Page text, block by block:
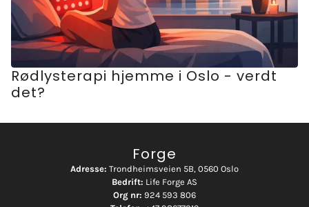
Rødlysterapi hjemme i Oslo - verdt
det?
Forge
Adresse: Trondheimsveien 5B, 0560 Oslo
Bedrift: Life Forge AS
Org nr: 924 593 806